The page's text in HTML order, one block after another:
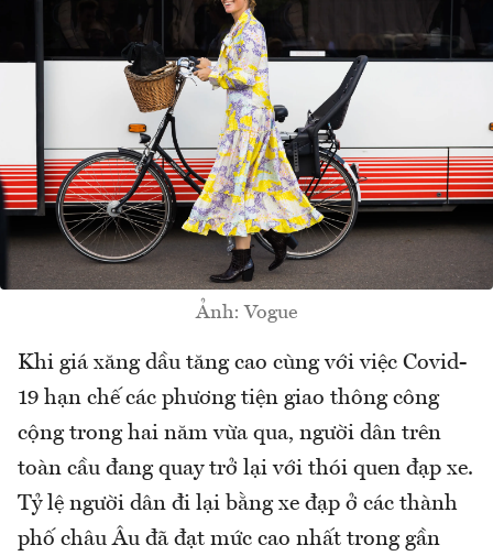
Ảnh: Vogue
Khi giá xăng dầu tăng cao cùng với việc Covid-
19 hạn chế các phương tiện giao thông công
cộng trong hai năm vừa qua, người dân trên
toàn cầu đang quay trở lại với thói quen đạp xe.
Tỷ lệ người dân đi lại bằng xe đạp ở các thành
phố châu Âu đã đạt mức cao nhất trong gần